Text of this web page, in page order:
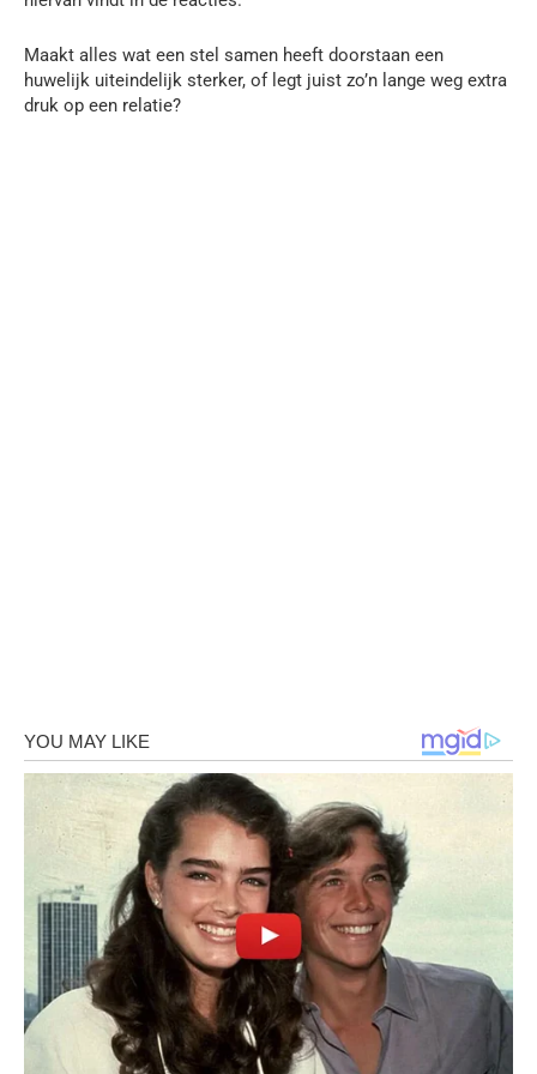
Maakt alles wat een stel samen heeft doorstaan een
huwelijk uiteindelijk sterker, of legt juist zo’n lange weg extra
druk op een relatie?